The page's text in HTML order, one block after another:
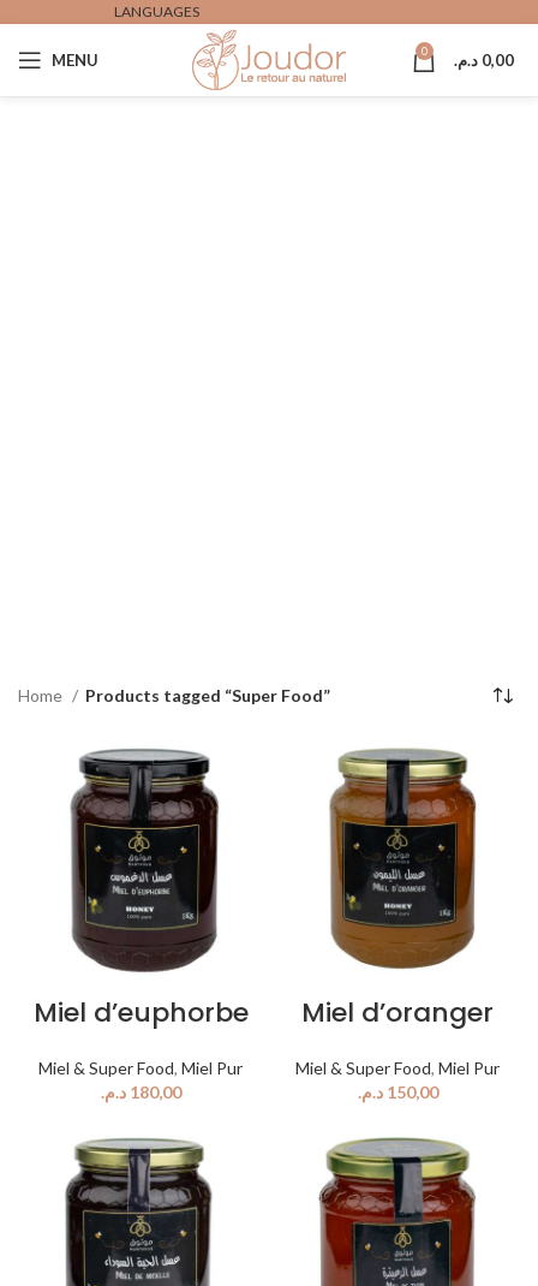
LANGUAGES
MENU 0 0,00 د.م.
Home Products tagged “Super Food”
Miel d’euphorbe
Miel & Super Food, Miel Pur
د.م.
Miel d’oranger
Miel & Super Food, Miel Pur
د.م.